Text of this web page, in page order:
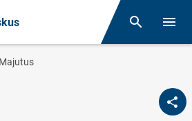
Otsing
Majutus